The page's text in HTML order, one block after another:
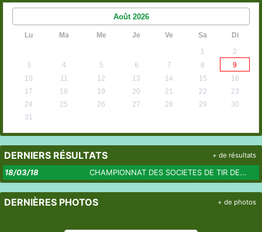
Août 2026
Lu Ma Me Je Ve Sa Di
1
2
3
4 5 6 7 8
9
10
11 12 13 14 15
16
17
18 19 20 21 22
23
24
25 26 27 28 29
30
31
DERNIERS RÉSULTATS
18/03/18 CHAMPIONNAT DES SOCIETES DE TIR DE...
+ de résultats
DERNIÈRES PHOTOS + de photos